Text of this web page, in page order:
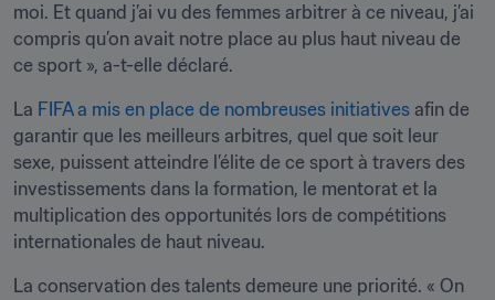
moi. Et quand j’ai vu des femmes arbitrer à ce niveau, j’ai
compris qu’on avait notre place au plus haut niveau de
ce sport », a-t-elle déclaré.
La FIFA a mis en place de nombreuses initiatives afin de
garantir que les meilleurs arbitres, quel que soit leur
sexe, puissent atteindre l’élite de ce sport à travers des
investissements dans la formation, le mentorat et la
multiplication des opportunités lors de compétitions
internationales de haut niveau.
La conservation des talents demeure une priorité. « On